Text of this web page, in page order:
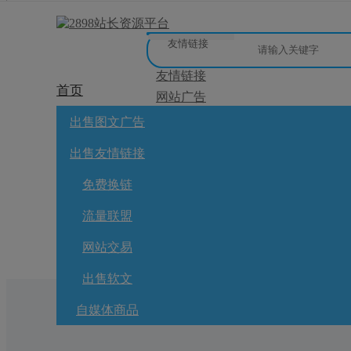
友情链接
友情链接
网站广告
首页
网站广告
自媒体广告
免费换链
流量联盟
积分商城
出售/交换
出售图文广告
出售友情链接
免费换链
流量联盟
网站交易
出售软文
自媒体商品
标为已读